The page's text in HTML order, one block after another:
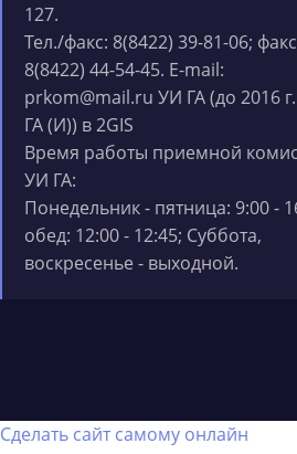
127.
Тел./факс: 8(8422) 39-81-06;
8(8422) 44-54-45. E-mail:
prkom@mail.ru УИ ГА (до 2016
ГА (И)) в 2GIS
Время работы приемной
УИ ГА:
Понедельник - пятница: 9:00 -
обед: 12:00 - 12:45; Суббота,
воскресенье - выходной.
Сделать сайт самому онлайн